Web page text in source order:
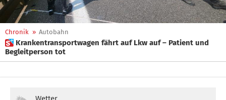
Chronik » Autobahn
 Krankentransportwagen fährt auf Lkw auf – Patient und
Begleitperson tot